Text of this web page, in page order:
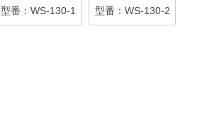
型番：WS-130-1
型番：WS-130-2